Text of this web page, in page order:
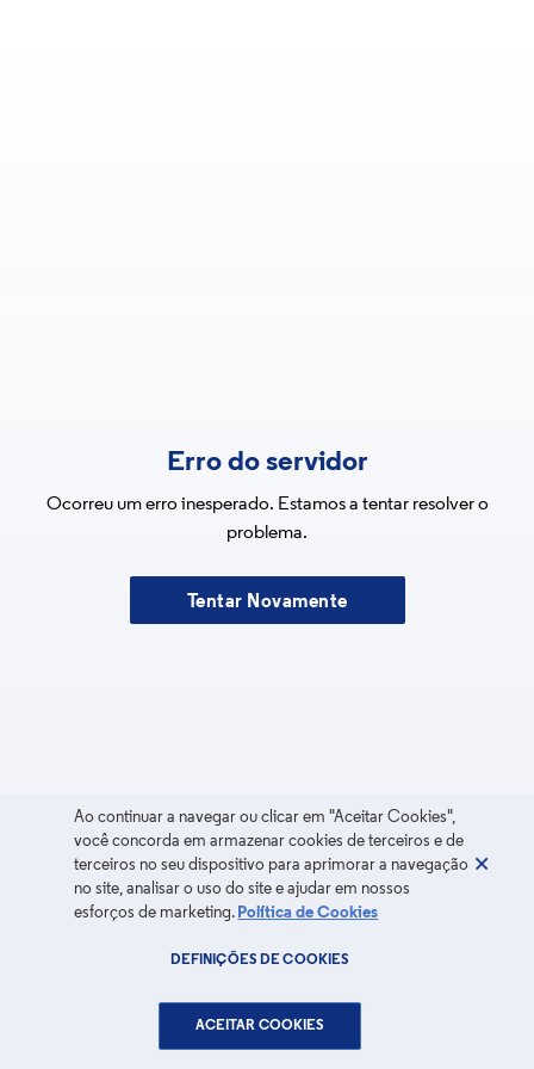
Erro do servidor
Ocorreu um erro inesperado. Estamos a tentar resolver o
problema.
Tentar Novamente
Ao continuar a navegar ou clicar em "Aceitar Cookies",
você concorda em armazenar cookies de terceiros e de
terceiros no seu dispositivo para aprimorar a navegação
no site, analisar o uso do site e ajudar em nossos
esforços de marketing. Política de Cookies
DEFINIÇÕES DE COOKIES
ACEITAR COOKIES